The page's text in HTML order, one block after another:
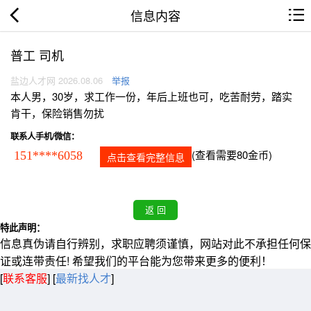
信息内容
普工 司机
盐边人才网 2026.08.06 举报
本人男，30岁，求工作一份，年后上班也可，吃苦耐劳，踏实
肯干，保险销售勿扰
联系人手机/微信：
151****6058 点击查看完整信息 (查看需要80金币)
特此声明：
信息真伪请自行辨别，求职应聘须谨慎，网站对此不承担任何保
证或连带责任! 希望我们的平台能为您带来更多的便利！
[联系客服] [最新找人才]